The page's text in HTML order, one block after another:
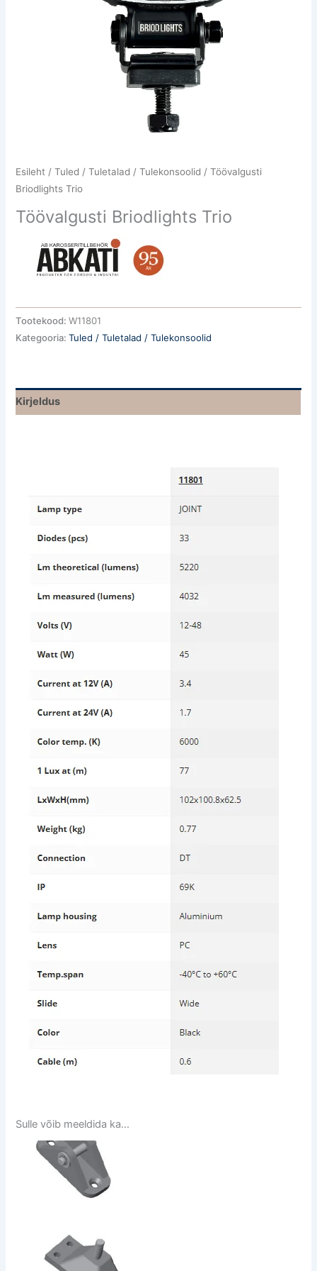
Esileht /Tuled / Tuletalad / Tulekonsoolid / Töövalgusti
Briodlights Trio
Töövalgusti Briodlights Trio
Tootekood:W11801
Kategooria:Tuled / Tuletalad / Tulekonsoolid
Kirjeldus
Sulle võib meeldida ka…